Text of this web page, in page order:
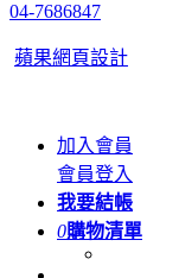
04-7686847
蘋果網頁設計
加入會員
會員登入
我要結帳
0購物清單